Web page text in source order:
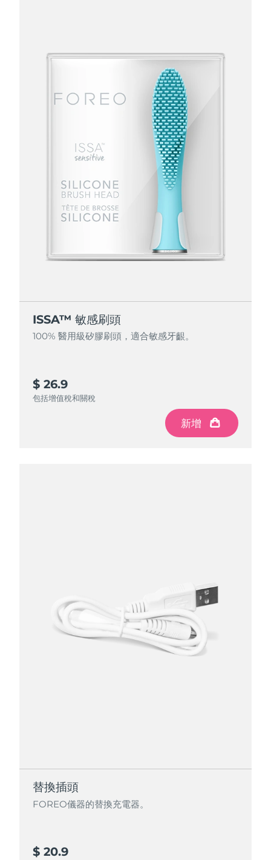
ISSA™ 敏感刷頭
100% 醫用級矽膠刷頭，適合敏感牙齦。
$ 26.9
包括增值稅和關稅
新增
替換插頭
FOREO儀器的替換充電器。
$ 20.9